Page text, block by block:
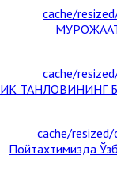
Пойтахтимизда